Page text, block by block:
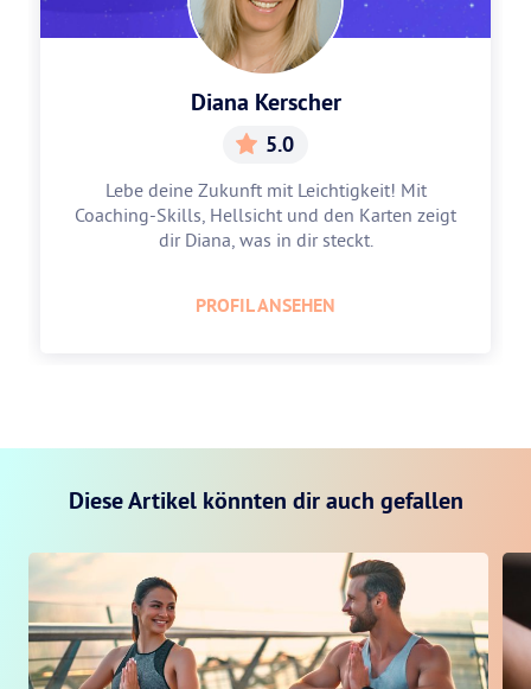
Diana Kerscher
5.0
Lebe deine Zukunft mit Leichtigkeit! Mit
Coaching-Skills, Hellsicht und den Karten zeigt
dir Diana, was in dir steckt.
PROFIL ANSEHEN
Diese Artikel könnten dir auch gefallen